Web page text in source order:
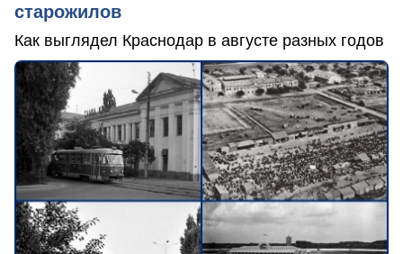
старожилов
Как выглядел Краснодар в августе разных годов